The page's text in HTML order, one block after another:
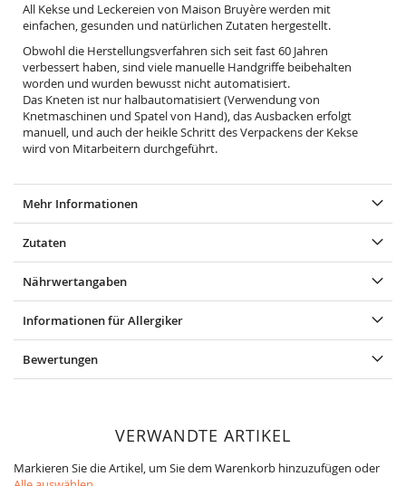
All Kekse und Leckereien von Maison Bruyère werden mit
einfachen, gesunden und natürlichen Zutaten hergestellt.
Obwohl die Herstellungsverfahren sich seit fast 60 Jahren
verbessert haben, sind viele manuelle Handgriffe beibehalten
worden und wurden bewusst nicht automatisiert.
Das Kneten ist nur halbautomatisiert (Verwendung von
Knetmaschinen und Spatel von Hand), das Ausbacken erfolgt
manuell, und auch der heikle Schritt des Verpackens der Kekse
wird von Mitarbeitern durchgeführt.
Mehr Informationen
Zutaten
Nährwertangaben
Informationen für Allergiker
Bewertungen
VERWANDTE ARTIKEL
Markieren Sie die Artikel, um Sie dem Warenkorb hinzuzufügen oder